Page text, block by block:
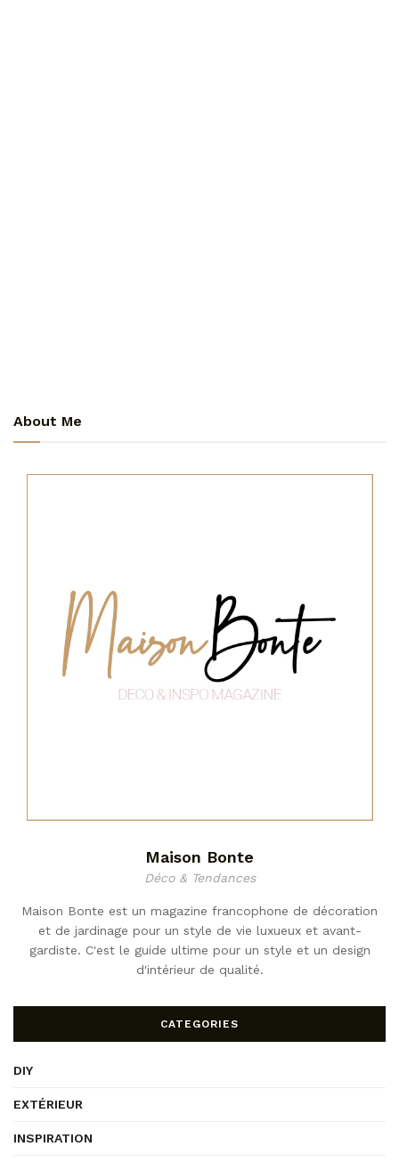
About Me
Maison Bonte
Déco & Tendances
Maison Bonte est un magazine francophone de décoration
et de jardinage pour un style de vie luxueux et avant-
gardiste. C'est le guide ultime pour un style et un design
d'intérieur de qualité.
CATEGORIES
DIY
EXTÉRIEUR
INSPIRATION